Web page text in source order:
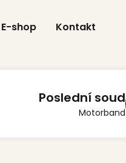
E-shop Kontakt
Poslední soud
Motorband